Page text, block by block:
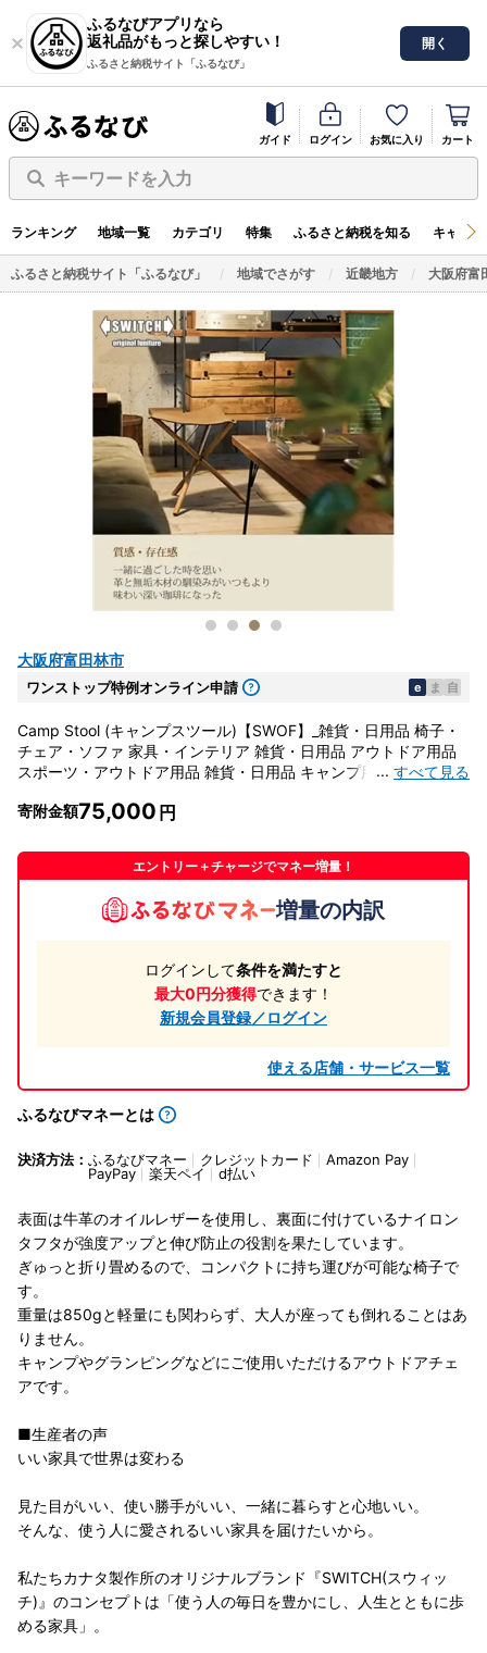
ふるなびアプリなら
返礼品がもっと探しやすい！
ふるさと納税サイト「ふるなび」
開く
ガイド ログイン お気に入り カート
キーワードを入力
ランキング 地域一覧 カテゴリ 特集 ふるさと納税を知る キャン
ふるさと納税サイト「ふるなび」 地域でさがす 近畿地方 大阪府富
大阪府富田林市
ワンストップ特例オンライン申請 e ま 自
Camp Stool (キャンプスツール)【SWOF】_雑貨・日用品 椅子・
チェア・ソファ 家具・インテリア 雑貨・日用品 アウトドア用品
スポーツ・アウトドア用品 雑貨・日用品 キャンプ用品 スポー
... すべて見る
寄附金額75,000
エントリー＋チャージでマネー増量！
増量の内訳
ログインして条件を満たすと
最大0円分獲得できます！
新規会員登録／ログイン
使える店舗・サービス一覧
ふるなびマネーとは
決済方法： ふるなびマネー クレジットカード
Amazon Pay
PayPay
楽天ペイ d払い
表面は牛革のオイルレザーを使用し、裏面に付けているナイロン
タフタが強度アップと伸び防止の役割を果たしています。
ぎゅっと折り畳めるので、コンパクトに持ち運びが可能な椅子で
す。
重量は850gと軽量にも関わらず、大人が座っても倒れることはあ
りません。
キャンプやグランピングなどにご使用いただけるアウトドアチェ
アです。
■生産者の声
いい家具で世界は変わる
見た目がいい、使い勝手がいい、一緒に暮らすと心地いい。
そんな、使う人に愛されるいい家具を届けたいから。
私たちカナタ製作所のオリジナルブランド『SWITCH(スウィッ
チ)』のコンセプトは「使う人の毎日を豊かにし、人生とともに歩
める家具」。